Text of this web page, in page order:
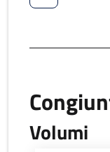
Volumi